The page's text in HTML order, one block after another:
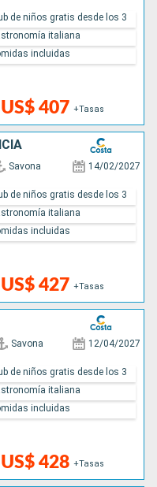
US$ 407 +Tasas
de niños gratis desde los 3
italiana
incluidas
Savona 14/02/2027
US$ 427 +Tasas
de niños gratis desde los 3
italiana
incluidas
Savona 12/04/2027
US$ 428 +Tasas
de niños gratis desde los 3
italiana
incluidas